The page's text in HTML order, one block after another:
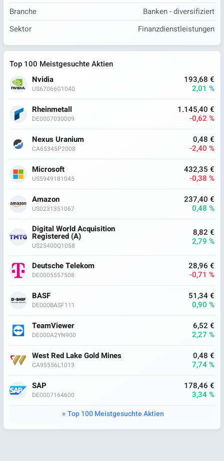
Branche
Banken - diversifiziert
Sektor
Finanzdienstleistungen
Top 100 Meistgesuchte Aktien
Nvidia
US67066G1040
193,68 €
2,01 %
Rheinmetall
DE0007030009
1.145,40 €
-0,62 %
Nexus Uranium
CA65345P2008
0,48 €
-2,40 %
Microsoft
US5949181045
432,35 €
-0,38 %
Amazon
US0231351067
237,40 €
0,48 %
Digital World Acquisition
Registered (A)
US25400Q1058
8,82 €
2,79 %
Deutsche Telekom
DE0005557508
28,96 €
-0,71 %
BASF
DE000BASF111
51,34 €
0,90 %
TeamViewer
DE000A2YN900
6,52 €
2,27 %
West Red Lake Gold Mines
CA95556L1013
0,48 €
7,74 %
SAP
DE0007164600
178,46 €
3,34 %
Top 100 Meistgesuchte Aktien